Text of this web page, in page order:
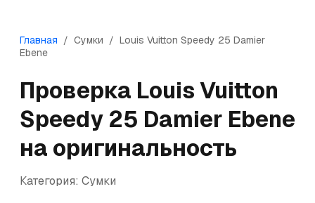
Главная / Сумки / Louis Vuitton Speedy 25 Damier
Ebene
Проверка Louis Vuitton
Speedy 25 Damier Ebene
на оригинальность
Категория: Сумки